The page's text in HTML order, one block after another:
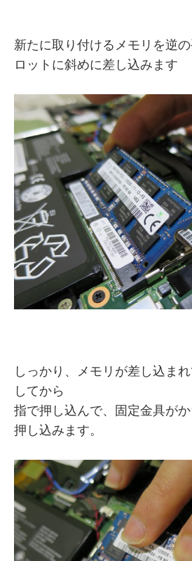
新たに取り付けるメモリを逆
ロットに斜めに差し込みます
しっかり、メモリが差し込ま
してから
指で押し込んで、固定金具が
押し込みます。